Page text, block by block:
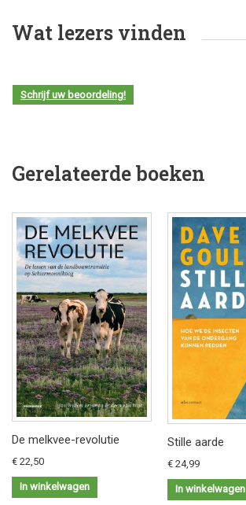
Wat lezers vinden
Schrijf uw beoordeling!
Gerelateerde boeken
De melkvee-revolutie
€ 22,50
In winkelwagen
Stille aarde
€ 24,99
In winkelwagen